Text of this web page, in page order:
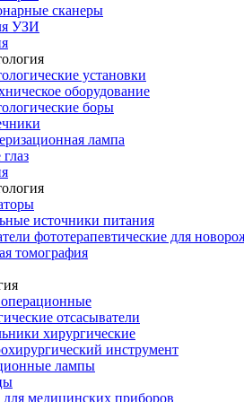
сканеры
УЗИ
установки
оборудование
боры
лампа
источники питания
фототерапевтические для
томография
отсасыватели
хирургические
инструмент
лампы
медицинских приборов